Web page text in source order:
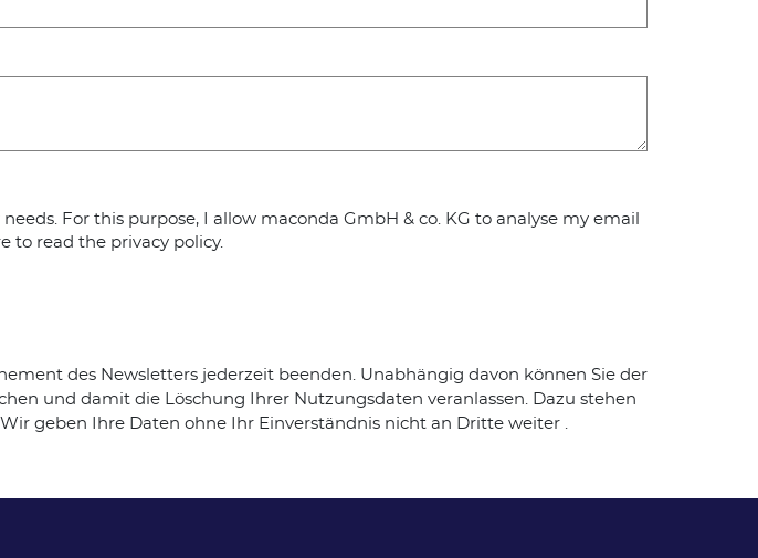
For this purpose, I allow maconda GmbH & co. KG to analyse my email
to read the privacy policy.
des Newsletters jederzeit beenden. Unabhängig davon können Sie der
und damit die Löschung Ihrer Nutzungsdaten veranlassen. Dazu stehen
geben Ihre Daten ohne Ihr Einverständnis nicht an Dritte weiter .